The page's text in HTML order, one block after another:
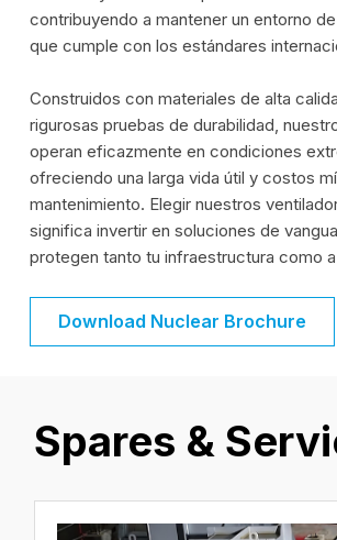
contribuyendo a mantener un entorno
que cumple con los estándares
Construidos con materiales de alta
rigurosas pruebas de durabilidad,
operan eficazmente en condiciones
ofreciendo una larga vida útil y costos
mantenimiento. Elegir nuestros
significa invertir en soluciones de
protegen tanto tu infraestructura como
Download Nuclear Brochure
Spares &